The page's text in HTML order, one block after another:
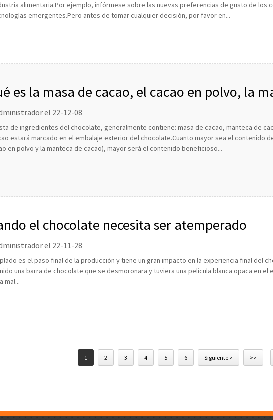
alimentaria.Por ejemplo, infórmese sobre las nuevas preferencias de gusto de los
emergentes.Pero antes de tomar cualquier decisión, por favor en...
es la masa de cacao, el cacao en polvo, la
utilizar para hacer chocolate?
el 22-12-08
de ingredientes del chocolate, generalmente contiene: masa de cacao, manteca de
estará marcado en el embalaje exterior del chocolate.Cuanto mayor sea el contenido
en polvo y la manteca de cacao), mayor será el contenido beneficioso...
el chocolate necesita ser atemperado
el 22-11-28
es el paso final de la producción y tiene un gran impacto en la experiencia final del
una barra de chocolate que se desmoronara y tuviera una película blanca opaca en
mal...
1 2 3 4 5 6 Siguiente > >>